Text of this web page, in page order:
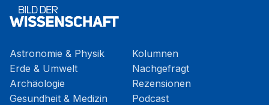
Astronomie & Physik
Erde & Umwelt
Archäologie
Gesundheit & Medizin
Kolumnen
Nachgefragt
Rezensionen
Podcast